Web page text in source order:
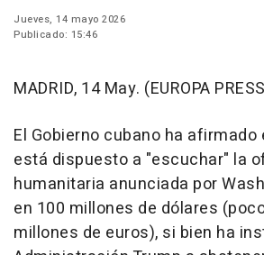
Jueves, 14 mayo 2026
Publicado: 15:46
MADRID, 14 May. (EUROPA
El Gobierno cubano ha
está dispuesto a "escuchar" la
humanitaria anunciada por
en 100 millones de dólares
millones de euros), si bien ha